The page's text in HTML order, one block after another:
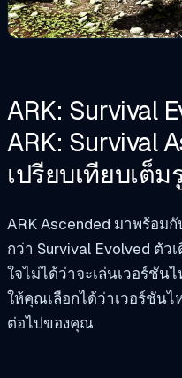
ARK: Survival
ARK: Survival
เปรียบเทียบเต็
ARK Ascended มาพร้อม
กว่า Survival Evolved ตั
ใจไม่ได้ว่าจะเล่นเวอร์ชัน
ให้คุณเลือกได้ว่าเวอร์ชันไ
ต่อไปของคุณ